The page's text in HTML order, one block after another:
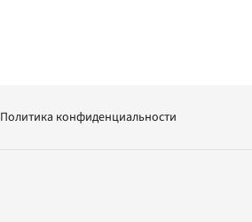
Политика конфиденциальности